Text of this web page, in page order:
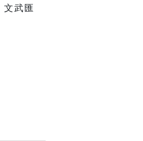
文武匯